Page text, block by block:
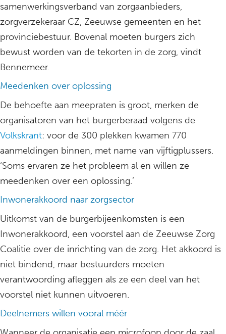
samenwerkingsverband van zorgaanbieders,
zorgverzekeraar CZ, Zeeuwse gemeenten en het
provinciebestuur. Bovenal moeten burgers zich
bewust worden van de tekorten in de zorg, vindt
Bennemeer.
Meedenken over oplossing
De behoefte aan meepraten is groot, merken de
organisatoren van het burgerberaad volgens de
Volkskrant: voor de 300 plekken kwamen 770
aanmeldingen binnen, met name van vijftigplussers.
‘Soms ervaren ze het probleem al en willen ze
meedenken over een oplossing.’
Inwonerakkoord naar zorgsector
Uitkomst van de burgerbijeenkomsten is een
Inwonerakkoord, een voorstel aan de Zeeuwse Zorg
Coalitie over de inrichting van de zorg. Het akkoord is
niet bindend, maar bestuurders moeten
verantwoording afleggen als ze een deel van het
voorstel niet kunnen uitvoeren.
Deelnemers willen vooral méér